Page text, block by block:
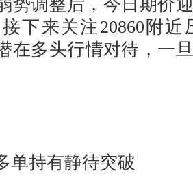
势调整后，今日期价
下来关注20860附
在多头行情对待，一
持有静待突破